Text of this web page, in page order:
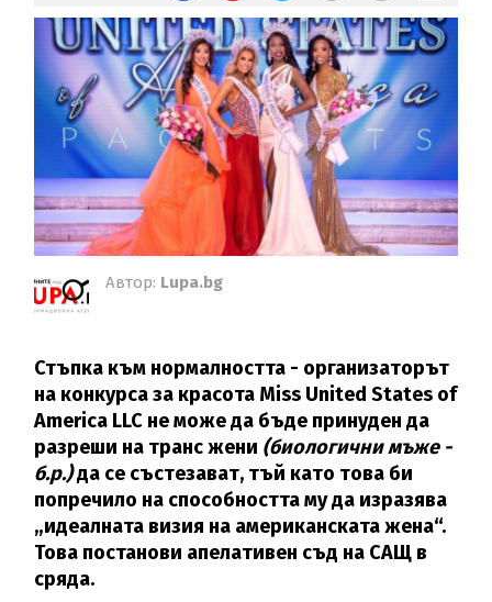
Автор: Lupa.bg
Стъпка към нормалността - организаторът
на конкурса за красота Miss United States of
America LLC не може да бъде принуден да
разреши на транс жени (биологични мъже -
б.р.)да се състезават, тъй като това би
попречило на способността му да изразява
„идеалната визия на американската жена“.
Това постанови апелативен съд на САЩ в
сряда.